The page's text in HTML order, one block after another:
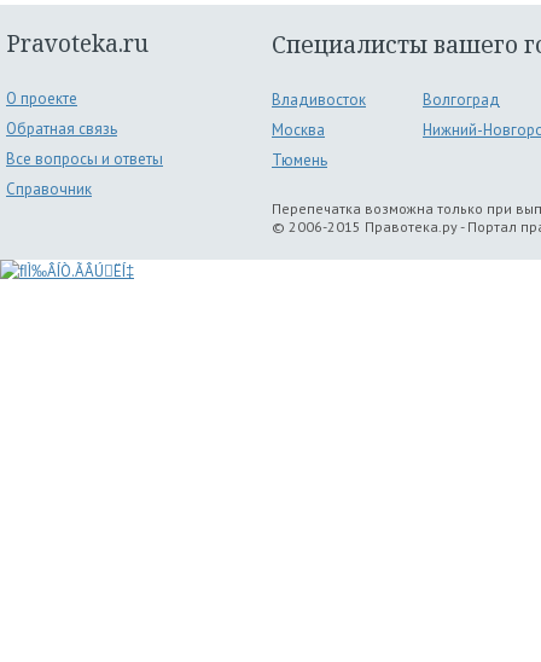
Pravoteka.ru
О проекте
Обратная связь
Все вопросы и ответы
Справочник
Специалисты вашего
Владивосток
Волгоград
Москва
Нижний-
Тюмень
Перепечатка возможна только при
© 2006-2015 Правотека.ру - Портал